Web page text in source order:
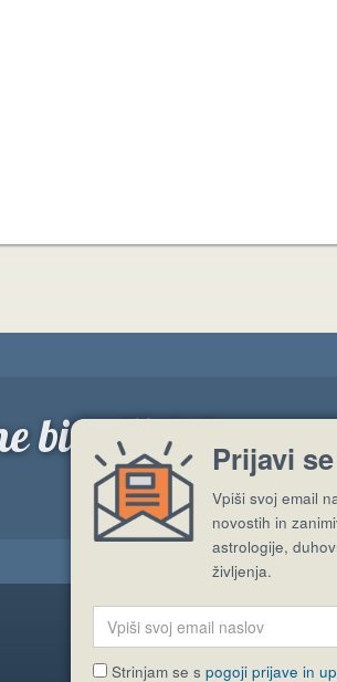
bi prišel dan za
Pošlji
Prijavi
Vpiši svoj email
novostih in
astrologije,
življenja.
Strinjam se spogoji prijave in